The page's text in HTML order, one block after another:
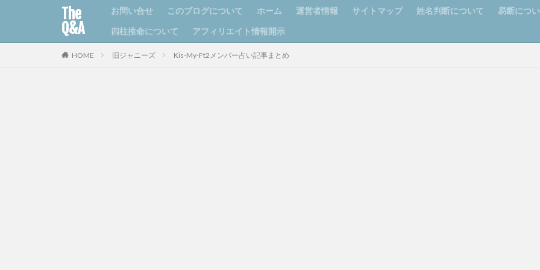
The
Q&A
お問い合せ このブログについて ホーム 運営者情報 サイトマップ 姓名判断について 易断につ
四柱推命について
アフィリエイト情報開示
HOME 旧ジャニーズ Kis-My-Ft2メンバー占い記事まとめ